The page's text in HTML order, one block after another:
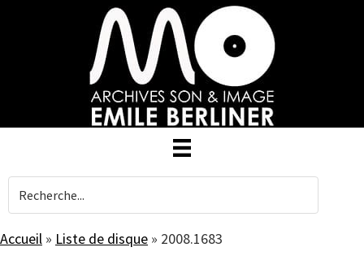
Accueil » Liste de disque » 2008.1683